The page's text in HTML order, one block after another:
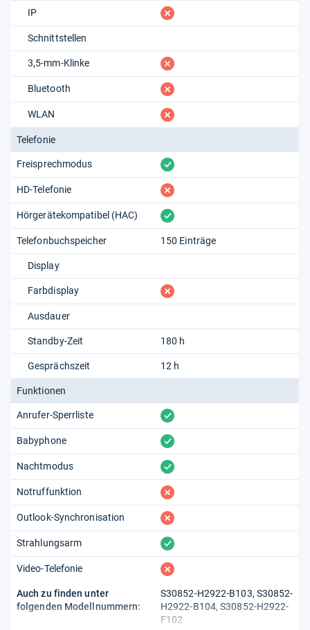
IP fehlt
Schnittstellen
3,5-mm-Klinke fehlt
Bluetooth fehlt
WLAN fehlt
Telefonie
Freisprechmodus vorhanden
HD-Telefonie fehlt
Hörgerätekompatibel (HAC) vorhanden
Telefonbuchspeicher 150 Einträge
Display
Farbdisplay fehlt
Ausdauer
Standby-Zeit 180 h
Gesprächszeit 12 h
Funktionen
Anrufer-Sperrliste vorhanden
Babyphone vorhanden
Nachtmodus vorhanden
Notruffunktion fehlt
Outlook-Synchronisation fehlt
Strahlungsarm vorhanden
Video-Telefonie fehlt
Auch zu finden unter
folgenden Modellnummern:
S30852-H2922-B103, S30852-
H2922-B104, S30852-H2922-
F102